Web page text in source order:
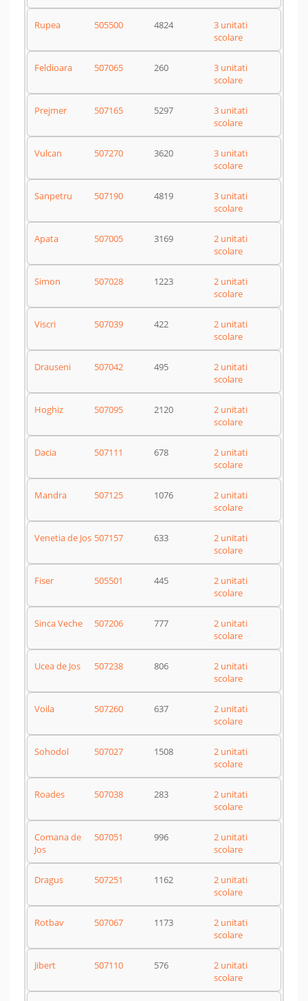
Rupea 505500 4824
3 unitati
scolare
Feldioara 507065 260
3 unitati
scolare
Prejmer 507165 5297
3 unitati
scolare
Vulcan 507270 3620
3 unitati
scolare
Sanpetru 507190 4819
3 unitati
scolare
Apata 507005 3169
2 unitati
scolare
Simon 507028 1223
2 unitati
scolare
Viscri 507039 422
2 unitati
scolare
Drauseni 507042 495
2 unitati
scolare
Hoghiz 507095 2120
2 unitati
scolare
Dacia 507111 678
2 unitati
scolare
Mandra 507125 1076
2 unitati
scolare
Venetia de Jos 507157 633
2 unitati
scolare
Fiser 505501 445
2 unitati
scolare
Sinca Veche 507206 777
2 unitati
scolare
Ucea de Jos 507238 806
2 unitati
scolare
Voila 507260 637
2 unitati
scolare
Sohodol 507027 1508
2 unitati
scolare
Roades 507038 283
2 unitati
scolare
Comana de
Jos
507051 996
2 unitati
scolare
Dragus 507251 1162
2 unitati
scolare
Rotbav 507067 1173
2 unitati
scolare
Jibert 507110 576
2 unitati
scolare